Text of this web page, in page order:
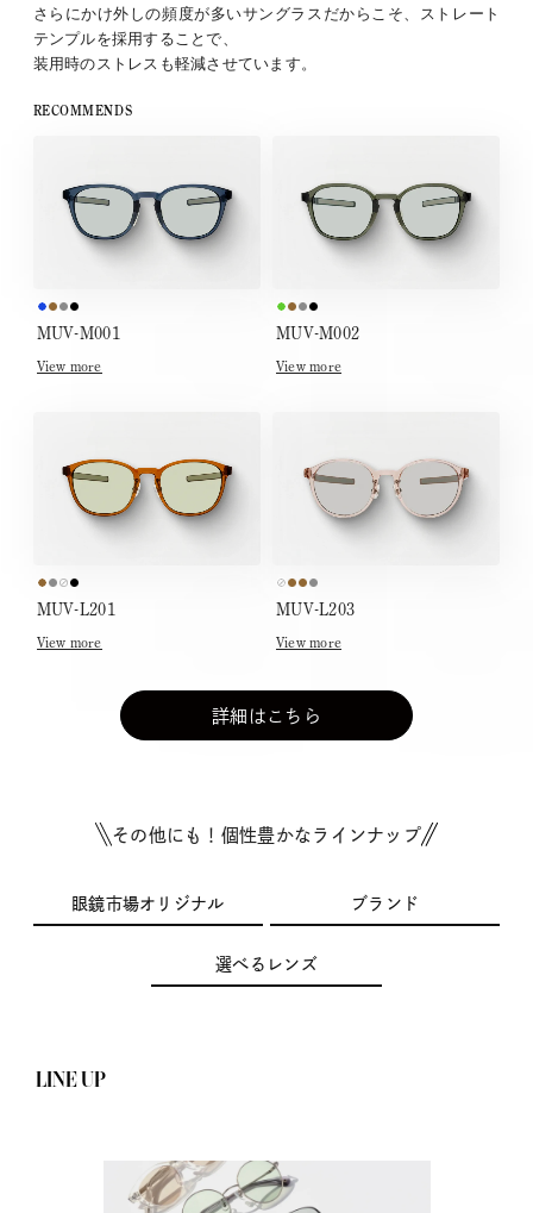
さらにかけ外しの頻度が多いサングラスだからこそ、ストレート
テンプルを採用することで、
装用時のストレスも軽減させています。
RECOMMENDS
MUV-M001
View more
MUV-M002
View more
MUV-L201
View more
MUV-L203
View more
詳細はこちら
その他にも！個性豊かなラインナップ
眼鏡市場オリジナル ブランド
選べるレンズ
LINE UP